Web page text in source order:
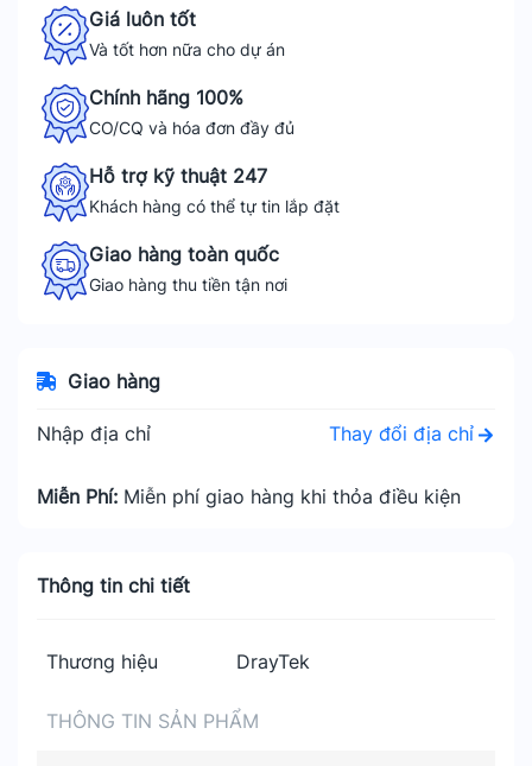
Giá luôn tốt
Và tốt hơn nữa cho dự án
Chính hãng 100%
CO/CQ và hóa đơn đầy đủ
Hỗ trợ kỹ thuật 247
Khách hàng có thể tự tin lắp đặt
Giao hàng toàn quốc
Giao hàng thu tiền tận nơi
Giao hàng
Nhập địa chỉ Thay đổi địa chỉ
Miễn Phí: Miễn phí giao hàng khi thỏa điều kiện
Thông tin chi tiết
Thương hiệu DrayTek
THÔNG TIN SẢN PHẨM